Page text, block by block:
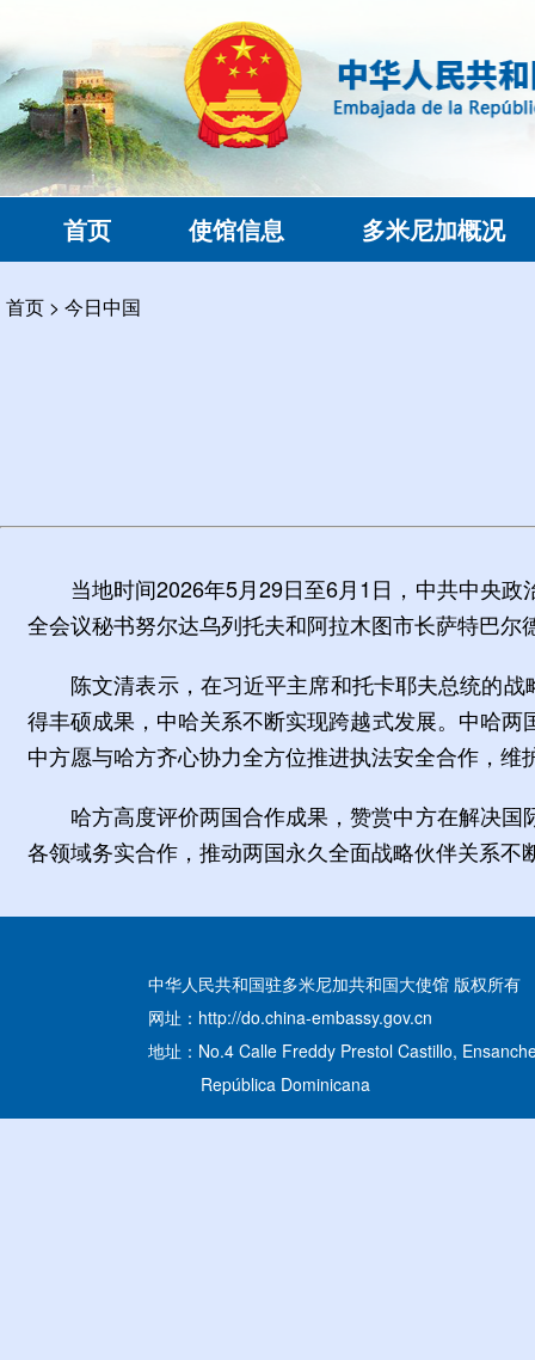
首页 使馆信息 多米尼加概况
首页 > 今日中国
当地时间2026年5月29日至6月1日，中共中央
全会议秘书努尔达乌列托夫和阿拉木图市长萨特巴尔
陈文清表示，在习近平主席和托卡耶夫总统的
得丰硕成果，中哈关系不断实现跨越式发展。中哈
中方愿与哈方齐心协力全方位推进执法安全合作，
哈方高度评价两国合作成果，赞赏中方在解决
各领域务实合作，推动两国永久全面战略伙伴关系不
中华人民共和国驻多米尼加共和国大使馆 版权所有
网址：http://do.china-embassy.gov.cn
地址：No.4 Calle Freddy Prestol Castillo,
República Dominicana